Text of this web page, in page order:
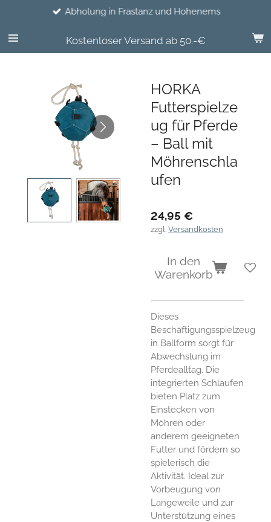
springen
Kostenloser Versand ab 50.-€
Abholung in Frastanz und Hohenems
HORKA
Futterspielze
ug für Pferde
– Ball mit
Möhrenschla
ufen
24,95 €
zzgl. Versandkosten
In den
Warenkorb
Dieses
Beschäftigungsspielzeug
in Ballform sorgt für
Abwechslung im
Pferdealltag. Die
integrierten Schlaufen
bieten Platz zum
Einstecken von
Möhren oder
anderem geeigneten
Futter und fördern so
spielerisch die
Aktivität. Ideal zur
Vorbeugung von
Langeweile und zur
Unterstützung eines